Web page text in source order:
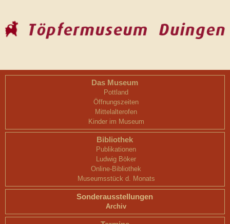
Das Museum
Pottland
Öffnungszeiten
Mittelalterofen
Kinder im Museum
Bibliothek
Publikationen
Ludwig Böker
Online-Bibliothek
Museumsstück d. Monats
Sonderausstellungen
Archiv